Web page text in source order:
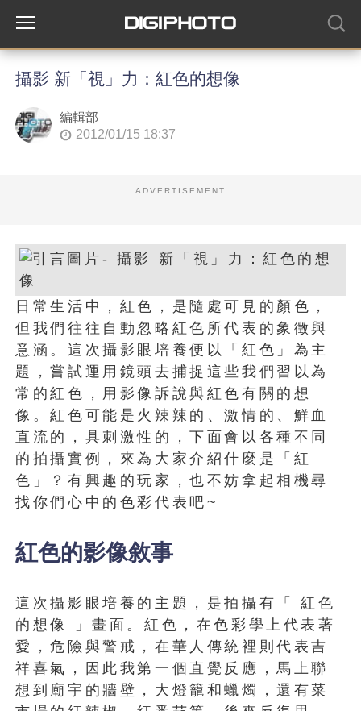
攝影 新「視」力：紅色的想像
編輯部
2012/01/15 18:37
ADVERTISEMENT
日常生活中，紅色，是隨處可見的顏色，
但我們往往自動忽略紅色所代表的象徵與
意涵。這次攝影眼培養便以「紅色」為主
題，嘗試運用鏡頭去捕捉這些我們習以為
常的紅色，用影像訴說與紅色有關的想
像。紅色可能是火辣辣的、激情的、鮮血
直流的，具刺激性的，下面會以各種不同
的拍攝實例，來為大家介紹什麼是「紅
色」？有興趣的玩家，也不妨拿起相機尋
找你們心中的色彩代表吧~
紅色的影像敘事
這次攝影眼培養的主題，是拍攝有「 紅色
的想像 」畫面。紅色，在色彩學上代表著
愛，危險與警戒，在華人傳統裡則代表吉
祥喜氣，因此我第一個直覺反應，馬上聯
想到廟宇的牆壁，大燈籠和蠟燭，還有菜